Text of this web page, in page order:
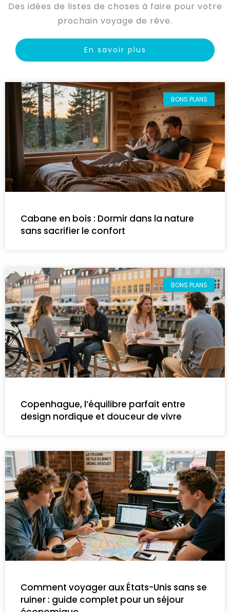
Des idées de listes de choses à faire pour votre
prochain voyage de rêve.
En savoir plus
BONS PLANS
Cabane en bois : Dormir dans la nature
sans sacrifier le confort
BONS PLANS
Copenhague, l’équilibre parfait entre
design nordique et douceur de vivre
Comment voyager aux États-Unis sans se
ruiner : guide complet pour un séjour